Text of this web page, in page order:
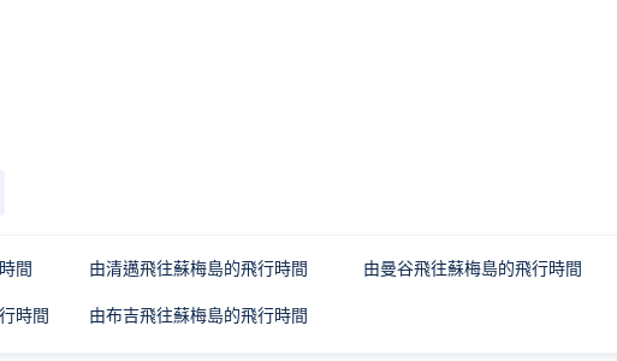
間 由清邁飛往蘇梅島的飛行時間 由曼谷飛往蘇梅島的飛行時間
時間 由布吉飛往蘇梅島的飛行時間